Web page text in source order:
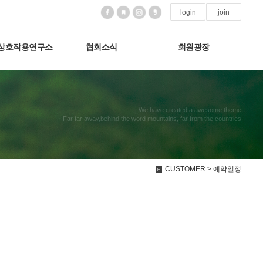
login join
호작용연구소 협회소식 회원광장
We have created a awesome theme
Far far away,behind the word mountains, far from the countries
CUSTOMER > 예약일정